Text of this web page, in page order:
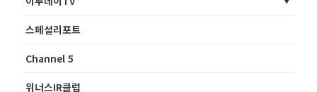
스페셜리포트
Channel 5
위너스IR클럽